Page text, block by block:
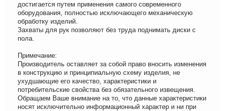
достигается путем применения самого современного
оборудования, полностью исключающего механическую
обработку изделий.
Захваты для рук позволяют без труда поднимать диски с
пола.
Примечание:
Производитель оставляет за собой право вносить изменения
в конструкцию и принципиальную схему изделия, не
ухудшающие его качество, характеристики и
потребительские свойства без обязательного извещения.
Обращаем Ваше внимание на то, что данные характеристики
носят исключительно информационный характер и ни при